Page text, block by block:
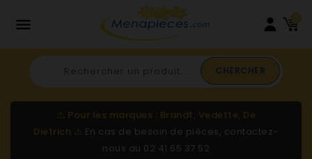
 0
CHERCHER
⚠️ Pour les marques : Brandt, Vedette, De
Dietrich ⚠️ En cas de besoin de pièces, contactez-
nous au 02 41 65 37 52